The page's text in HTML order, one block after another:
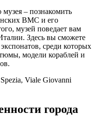
– познакомить
ВМС и его
музей поведает вам
Здесь вы сможете
среди которых
модели кораблей и
Viale Giovanni
города